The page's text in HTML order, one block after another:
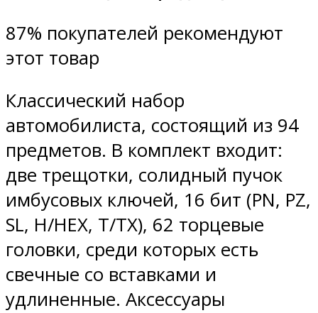
87% покупателей рекомендуют
этот товар
Классический набор
автомобилиста, состоящий из 94
предметов. В комплект входит:
две трещотки, солидный пучок
имбусовых ключей, 16 бит (PN, PZ,
SL, H/HEX, T/TX), 62 торцевые
головки, среди которых есть
свечные со вставками и
удлиненные. Аксессуары